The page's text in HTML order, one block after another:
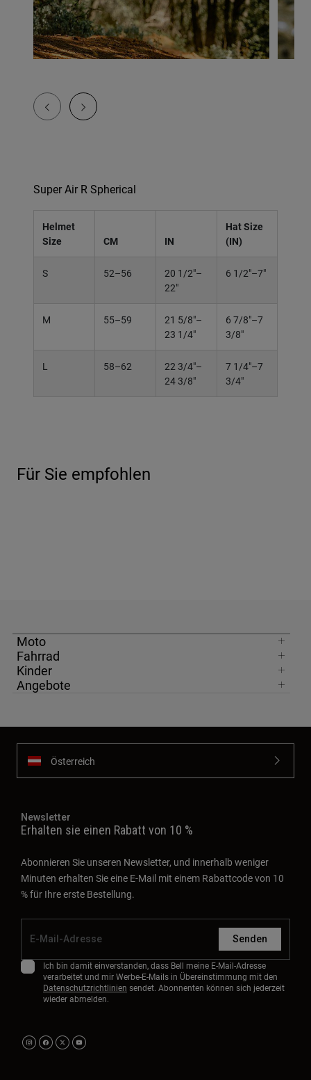
Super Air R Spherical
Helmet
Size
CM IN
Hat Size
(IN)
S 52–56
20 1/2"–
22"
6 1/2"–7"
M 55–59
21 5/8"–
23 1/4"
6 7/8"–7
3/8"
L 58–62
22 3/4"–
24 3/8"
7 1/4"–7
3/4"
Für Sie empfohlen
Moto
Fahrrad
Kinder
Angebote
Österreich
Newsletter
Erhalten sie einen Rabatt von 10 %
Abonnieren Sie unseren Newsletter, und innerhalb weniger
Minuten erhalten Sie eine E-Mail mit einem Rabattcode von 10
% für Ihre erste Bestellung.
Senden
Ich bin damit einverstanden, dass Bell meine E-Mail-Adresse
verarbeitet und mir Werbe-E-Mails in Übereinstimmung mit den
Datenschutzrichtlinien sendet. Abonnenten können sich jederzeit
wieder abmelden.